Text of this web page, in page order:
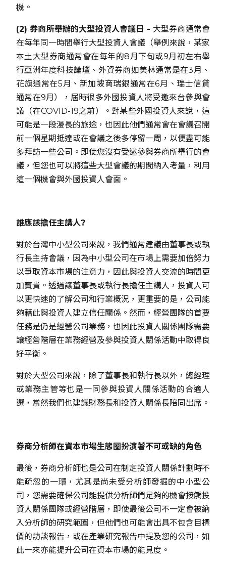
機。
(2) 券商所舉辦的大型投資人會議日 - 大型券商通常會
在每年同一時間舉行大型投資人會議（舉例來說，某家
本土大型券商通常會在每年的8月下旬或9月初左右舉
行亞洲年度科技論壇、外資券商如美林通常是在3月、
花旗通常在5月、新加坡商瑞銀通常在6月、瑞士信貸
通常在9月），屆時很多外國投資人將受邀來台參與會
議（在COVID-19之前）。對某些外國投資人來說，這
可能是一段漫長的旅途，也因此他們通常會在會議召開
前一個星期抵達或在會議之後多停留一周，以便盡可能
多拜訪一些公司。即使您沒有受邀參與券商所舉行的會
議，但您也可以將這些大型會議的期間納入考量，利用
這一個機會與外國投資人會面。
誰應該擔任主講人?
對於台灣中小型公司來說，我們通常建議由董事長或執
行長主持會議，因為中小型公司在市場上需要加倍努力
以爭取資本市場的注意力，因此與投資人交流的時間更
加寶貴。透過讓董事長或執行長擔任主講人，投資人可
以更快速的了解公司和行業概況，更重要的是，公司能
夠藉此與投資人建立信任關係。然而，經營團隊的首要
任務是仍是經營公司業務，也因此投資人關係團隊需要
讓經營階層在業務經營及參與投資人關係活動中取得良
好平衡。
對於大型公司來說，除了董事長和執行長以外，總經理
或業務主管等也是一同參與投資人關係活動的合適人
選，當然我們也建議財務長和投資人關係長陪同出席。
券商分析師在資本市場生態圈扮演著不可或缺的角色
最後，券商分析師也是公司在制定投資人關係計劃時不
能疏忽的一環，尤其是尚未受分析師發掘的中小型公
司，您需要確保公司能提供分析師們足夠的機會接觸投
資人關係團隊或經營階層，即使最後公司不一定會被納
入分析師的研究範圍，但他們也可能會出具不包含目標
價的訪談報告，或在產業研究報告中提及您的公司，如
此一來亦能提升公司在資本市場的能見度。